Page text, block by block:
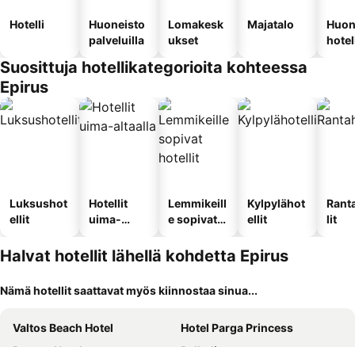
Hotelli
Huoneisto
palveluilla
Lomakesk
ukset
Majatalo
Suosittuja hotellikategorioita kohteessa
Epirus
Luksushot
ellit
Hotellit
uima-
Lemmikeill
e sopivat
Kylpylähot
ellit
lit
Halvat hotellit lähellä kohdetta Epirus
Nämä hotellit saattavat myös kiinnostaa sinua...
Valtos Beach Hotel
Hotel Parga Princess